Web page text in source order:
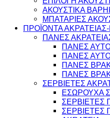
ΑΚΟΥΣΤΙΚΑ
ΜΠΑΤΑΡΙΕΣ
ΠΡΟΪΟΝΤΑ
ΠΑΝΕΣ
ΠΑΝΕΣ
ΠΑΝΕΣ
ΠΑΝΕΣ
ΠΑΝΕΣ
ΣΕΡΒΙΕΤΕΣ
ΕΣΩΡΟΥΧΑ
ΣΕΡΒΙΕΤΕΣ
ΣΕΡΒΙΕΤΕΣ